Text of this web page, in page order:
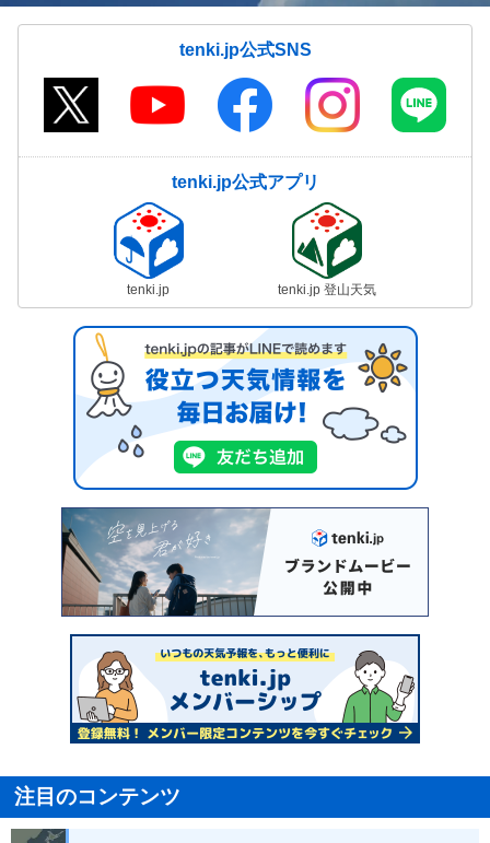
tenki.jp公式SNS
tenki.jp公式アプリ
tenki.jp tenki.jp 登山天気
注目のコンテンツ